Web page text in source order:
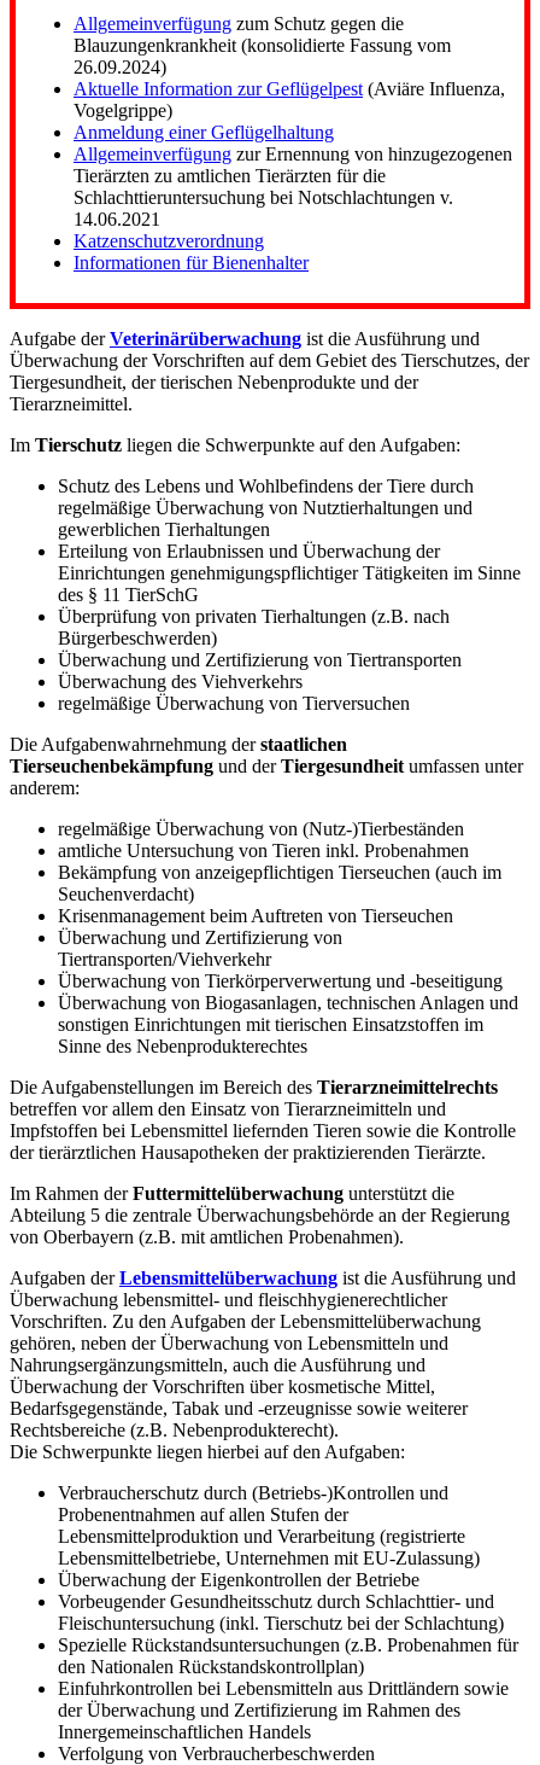
Allgemeinverfügung zum Schutz gegen die
Blauzungenkrankheit (konsolidierte Fassung vom
26.09.2024)
Aktuelle Information zur Geflügelpest (Aviäre Influenza,
Vogelgrippe)
Anmeldung einer Geflügelhaltung
Allgemeinverfügung zur Ernennung von hinzugezogenen
Tierärzten zu amtlichen Tierärzten für die
Schlachttieruntersuchung bei Notschlachtungen v.
14.06.2021
Katzenschutzverordnung
Informationen für Bienenhalter
Aufgabe derVeterinärüberwachung ist die Ausführung und
Überwachung der Vorschriften auf dem Gebiet des Tierschutzes, der
Tiergesundheit, der tierischen Nebenprodukte und der
Tierarzneimittel.
Im Tierschutz liegen die Schwerpunkte auf den Aufgaben:
Schutz des Lebens und Wohlbefindens der Tiere durch
regelmäßige Überwachung von Nutztierhaltungen und
gewerblichen Tierhaltungen
Erteilung von Erlaubnissen und Überwachung der
Einrichtungen genehmigungspflichtiger Tätigkeiten im Sinne
des § 11 TierSchG
Überprüfung von privaten Tierhaltungen (z.B. nach
Bürgerbeschwerden)
Überwachung und Zertifizierung von Tiertransporten
Überwachung des Viehverkehrs
regelmäßige Überwachung von Tierversuchen
Die Aufgabenwahrnehmung derstaatlichen
Tierseuchenbekämpfung und derTiergesundheit umfassen unter
anderem:
regelmäßige Überwachung von (Nutz-)Tierbeständen
amtliche Untersuchung von Tieren inkl. Probenahmen
Bekämpfung von anzeigepflichtigen Tierseuchen (auch im
Seuchenverdacht)
Krisenmanagement beim Auftreten von Tierseuchen
Überwachung und Zertifizierung von
Tiertransporten/Viehverkehr
Überwachung von Tierkörperverwertung und -beseitigung
Überwachung von Biogasanlagen, technischen Anlagen und
sonstigen Einrichtungen mit tierischen Einsatzstoffen im
Sinne des Nebenprodukterechtes
Die Aufgabenstellungen im Bereich des Tierarzneimittelrechts
betreffen vor allem den Einsatz von Tierarzneimitteln und
Impfstoffen bei Lebensmittel liefernden Tieren sowie die Kontrolle
der tierärztlichen Hausapotheken der praktizierenden Tierärzte.
Im Rahmen derFuttermittelüberwachung unterstützt die
Abteilung 5 die zentrale Überwachungsbehörde an der Regierung
von Oberbayern (z.B. mit amtlichen Probenahmen).
Aufgaben derLebensmittelüberwachung ist die Ausführung und
Überwachung lebensmittel- und fleischhygienerechtlicher
Vorschriften. Zu den Aufgaben der Lebensmittelüberwachung
gehören, neben der Überwachung von Lebensmitteln und
Nahrungsergänzungsmitteln, auch die Ausführung und
Überwachung der Vorschriften über kosmetische Mittel,
Bedarfsgegenstände, Tabak und -erzeugnisse sowie weiterer
Rechtsbereiche (z.B. Nebenprodukterecht).
Die Schwerpunkte liegen hierbei auf den Aufgaben:
Verbraucherschutz durch (Betriebs-)Kontrollen und
Probenentnahmen auf allen Stufen der
Lebensmittelproduktion und Verarbeitung (registrierte
Lebensmittelbetriebe, Unternehmen mit EU-Zulassung)
Überwachung der Eigenkontrollen der Betriebe
Vorbeugender Gesundheitsschutz durch Schlachttier- und
Fleischuntersuchung (inkl. Tierschutz bei der Schlachtung)
Spezielle Rückstandsuntersuchungen (z.B. Probenahmen für
den Nationalen Rückstandskontrollplan)
Einfuhrkontrollen bei Lebensmitteln aus Drittländern sowie
der Überwachung und Zertifizierung im Rahmen des
Innergemeinschaftlichen Handels
Verfolgung von Verbraucherbeschwerden